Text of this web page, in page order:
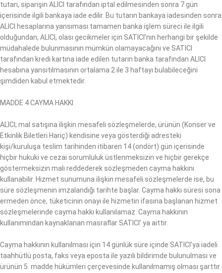
tutarı, siparişin ALICI tarafından iptal edilmesinden sonra 7 gün
içerisinde ilgili bankaya iade edilir. Bu tutarın bankaya iadesinden sonra
ALICI hesaplarına yansıması tamamen banka işlem süreci ile ilgili
olduğundan, ALICI, olası gecikmeler için SATICI’nın herhangi bir şekilde
müdahalede bulunmasının mümkün olamayacağını ve SATICI
tarafından kredi kartına iade edilen tutarın banka tarafından ALICI
hesabına yansıtılmasının ortalama 2 ile 3 haftayı bulabileceğini
şimdiden kabul etmektedir.
MADDE 4 CAYMA HAKKI
ALICI; mal satışına ilişkin mesafeli sözleşmelerde, ürünün (Konser ve
Etkinlik Biletleri Hariç) kendisine veya gösterdiği adresteki
kişi/kuruluşa teslim tarihinden itibaren 14 (ondört) gün içerisinde
hiçbir hukuki ve cezai sorumluluk üstlenmeksizin ve hiçbir gerekçe
göstermeksizin malı reddederek sözleşmeden cayma hakkını
kullanabilir. Hizmet sunumuna ilişkin mesafeli sözleşmelerde ise, bu
süre sözleşmenin imzalandığı tarihte başlar. Cayma hakkı süresi sona
ermeden önce, tüketicinin onayı ile hizmetin ifasına başlanan hizmet
sözleşmelerinde cayma hakkı kullanılamaz. Cayma hakkının
kullanımından kaynaklanan masraflar SATICI’ ya aittir.
Cayma hakkının kullanılması için 14 günlük süre içinde SATICI’ya iadeli
taahhütlü posta, faks veya eposta ile yazılı bildirimde bulunulması ve
ürünün 5. madde hükümleri çerçevesinde kullanılmamış olması şarttır.